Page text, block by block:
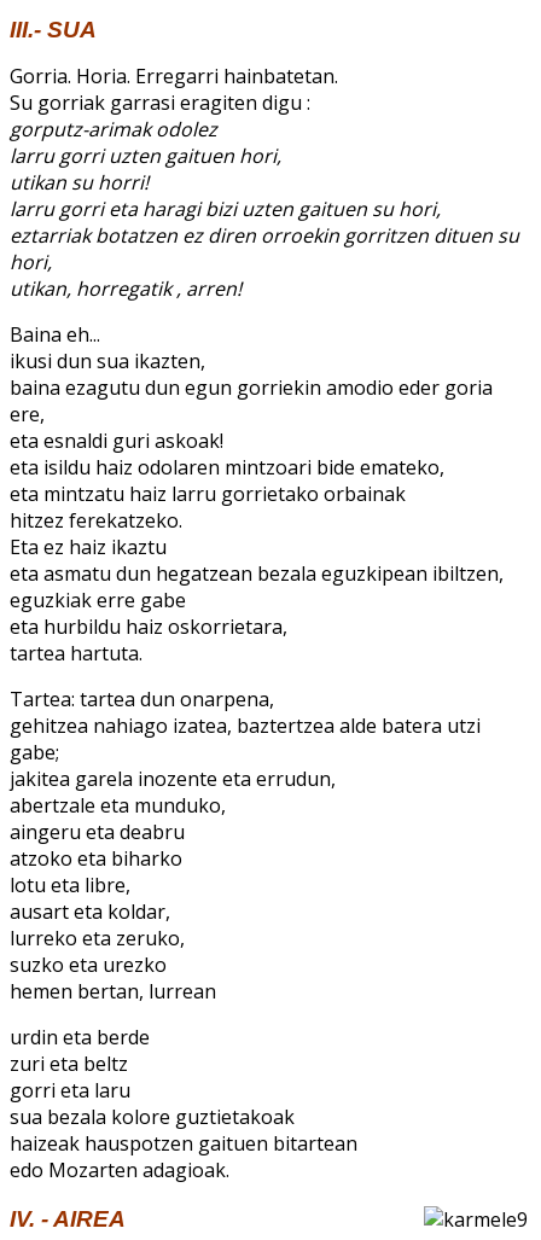
III.- SUA
Gorria. Horia. Erregarri hainbatetan.
Su gorriak garrasi eragiten digu :
gorputz-arimak odolez
larru gorri uzten gaituen hori,
utikan su horri!
larru gorri eta haragi bizi uzten gaituen su hori,
eztarriak botatzen ez diren orroekin gorritzen dituen su
hori,
utikan, horregatik , arren!
Baina eh...
ikusi dun sua ikazten,
baina ezagutu dun egun gorriekin amodio eder goria
ere,
eta esnaldi guri askoak!
eta isildu haiz odolaren mintzoari bide emateko,
eta mintzatu haiz larru gorrietako orbainak
hitzez ferekatzeko.
Eta ez haiz ikaztu
eta asmatu dun hegatzean bezala eguzkipean ibiltzen,
eguzkiak erre gabe
eta hurbildu haiz oskorrietara,
tartea hartuta.
Tartea: tartea dun onarpena,
gehitzea nahiago izatea, baztertzea alde batera utzi
gabe;
jakitea garela inozente eta errudun,
abertzale eta munduko,
aingeru eta deabru
atzoko eta biharko
lotu eta libre,
ausart eta koldar,
lurreko eta zeruko,
suzko eta urezko
hemen bertan, lurrean
urdin eta berde
zuri eta beltz
gorri eta laru
sua bezala kolore guztietakoak
haizeak hauspotzen gaituen bitartean
edo Mozarten adagioak.
IV. - AIREA